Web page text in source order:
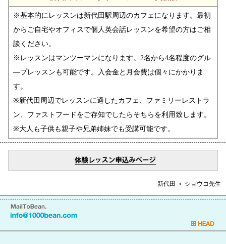
※基本的にレッスンは新代田駅周辺のカフェになります。最初
からご自宅やオフィスで個人英会話レッスンを希望の方はご相
談ください。
※レッスンはマンツーマンになります。2名から4名程度のグル
―プレッスンも可能です。入会金と月会費は個々にかかりま
す。
※新代田周辺でレッスンに適したカフェ、ファミリーレストラ
ン、ファストフードをご存知でしたらそちらを利用致します。
※大人も子供も親子や兄弟姉妹でも受講可能です。
新代田 ＞ ショウコ先生